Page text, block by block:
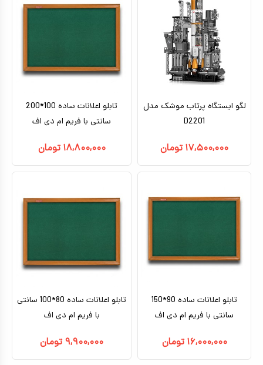
لگو ایستگاه پرتاب موشک مدل
D2201
۱۷,۵۰۰,۰۰۰ تومان
تابلو اعلانات ساده 100*200
سانتی با فریم ام دی اف
۱۸,۸۰۰,۰۰۰ تومان
تابلو اعلانات ساده 90*150
سانتی با فریم ام دی اف
۱۶,۰۰۰,۰۰۰ تومان
تابلو اعلانات ساده 80*100 سانتی
با فریم ام دی اف
۹,۹۰۰,۰۰۰ تومان